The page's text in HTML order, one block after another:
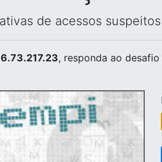
de acessos
, responda ao desafio